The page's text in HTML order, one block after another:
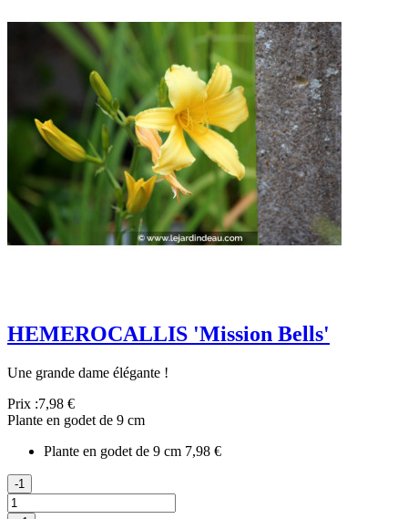
HEMEROCALLIS 'Mission Bells'
Une grande dame élégante !
Prix :7,98 €
Plante en godet de 9 cm
Plante en godet de 9 cm 7,98 €
-1